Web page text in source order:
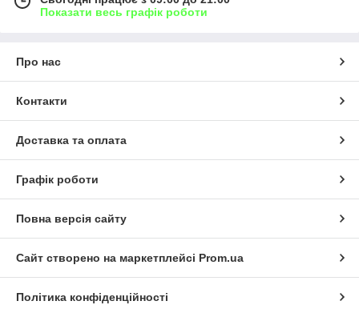
Показати весь графік роботи
Про нас
Контакти
Доставка та оплата
Графік роботи
Повна версія сайту
Сайт створено на маркетплейсі Prom.ua
Політика конфіденційності